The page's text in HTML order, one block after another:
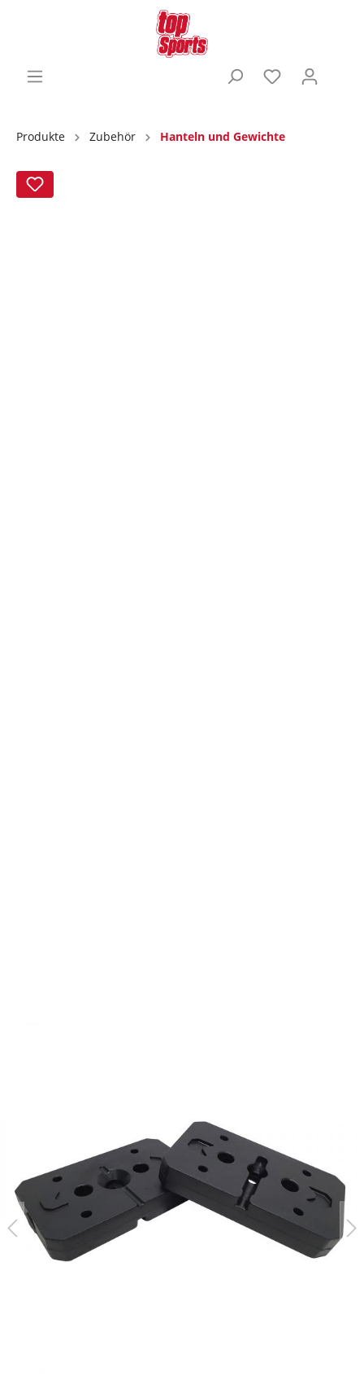
Produkte Zubehör Hanteln und Gewichte